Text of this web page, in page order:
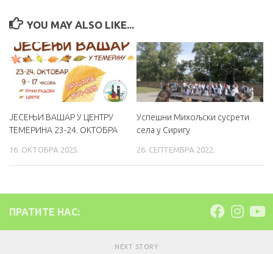
YOU MAY ALSO LIKE...
ЈЕСЕЊИ ВАШАР У ЦЕНТРУ
ТЕМЕРИНА 23-24. ОКТОБРА
16. ОКТОБРА 2025.
Успешни Михољски сусрети
села у Сиригу
26. СЕПТЕМБРА 2022.
ПРАТИТЕ НАС:
NEXT STORY